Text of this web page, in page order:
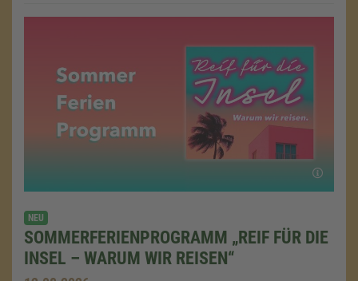
NEU
SOMMERFERIENPROGRAMM „REIF FÜR DIE
INSEL – WARUM WIR REISEN“